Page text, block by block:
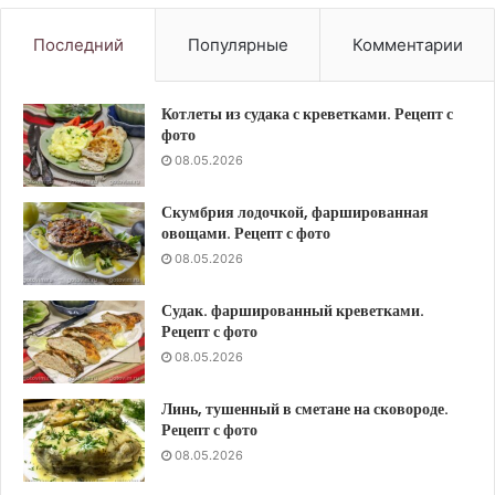
Последний Популярные Комментарии
Котлеты из судака с креветками. Рецепт с
фото
08.05.2026
Скумбрия лодочкой, фаршированная
овощами. Рецепт с фото
08.05.2026
Судак. фаршированный креветками.
Рецепт с фото
08.05.2026
Линь, тушенный в сметане на сковороде.
Рецепт с фото
08.05.2026